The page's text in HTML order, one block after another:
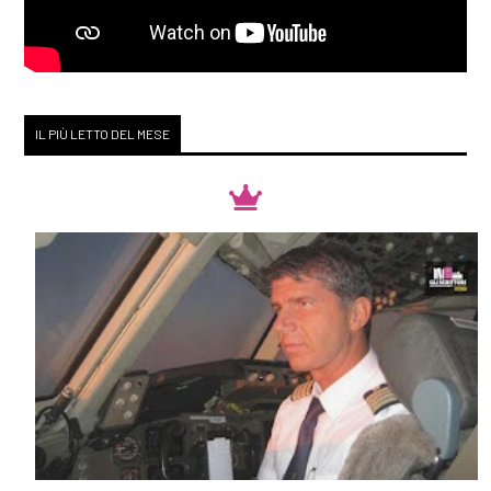
stragi impunite, di
Ferdinando Imposimato: un
[02]Mille voci contro la
violenza: un estratto
Marzo 2017
[08][Libri] "Biglietto di terza
classe" di Silvia Pattarini |
estratto #2
IL PIÙ LETTO DEL MESE